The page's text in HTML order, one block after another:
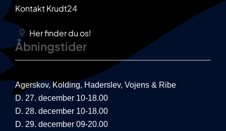
Kontakt Krudt24
Her finder du os!
Åbningstider
Agerskov, Kolding, Haderslev, Vojens & Ribe
D. 27. december 10-18.00
D. 28. december 10-18.00
D. 29. december 09-20.00